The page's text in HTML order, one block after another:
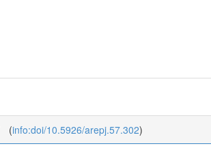
(info:doi/10.5926/arepj.57.302)